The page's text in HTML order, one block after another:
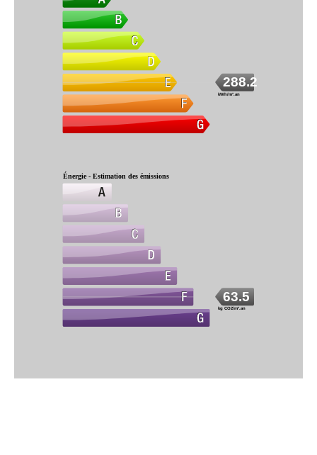
288.2
kWh/m².an
Énergie - Estimation des émissions
63.5
kg CO2/m².an